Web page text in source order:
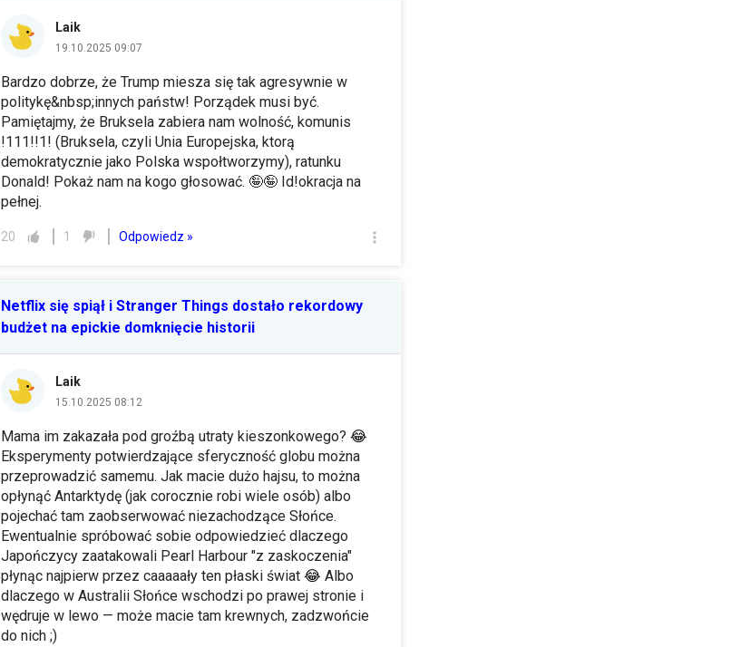
Laik
19.10.2025 09:07
Bardzo dobrze, że Trump miesza się tak agresywnie w
politykę&nbsp;innych państw! Porządek musi być.
Pamiętajmy, że Bruksela zabiera nam wolność, komunis
!111!!1! (Bruksela, czyli Unia Europejska, ktorą
demokratycznie jako Polska wspołtworzymy), ratunku
Donald! Pokaż nam na kogo głosować. 🤪🤪 Id!okracja na
pełnej.
20 1 Odpowiedz »
Netflix się spiął i Stranger Things dostało rekordowy
budżet na epickie domknięcie historii
Laik
15.10.2025 08:12
Mama im zakazała pod groźbą utraty kieszonkowego? 😂
Eksperymenty potwierdzające sferyczność globu można
przeprowadzić samemu. Jak macie dużo hajsu, to można
opłynąć Antarktydę (jak corocznie robi wiele osób) albo
pojechać tam zaobserwować niezachodzące Słońce.
Ewentualnie spróbować sobie odpowiedzieć dlaczego
Japończycy zaatakowali Pearl Harbour "z zaskoczenia"
płynąc najpierw przez caaaaały ten płaski świat 😂 Albo
dlaczego w Australii Słońce wschodzi po prawej stronie i
wędruje w lewo — może macie tam krewnych, zadzwońcie
do nich ;)